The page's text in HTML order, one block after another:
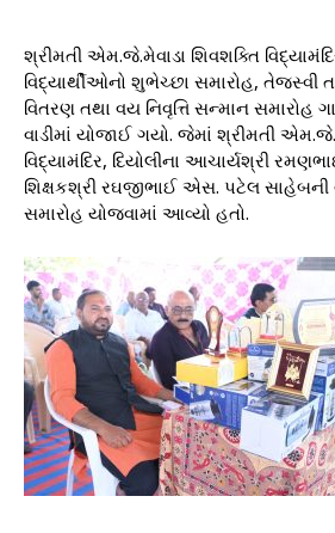
શ્રીમતી એમ.જે.મેવાડા શિવશક્તિ
વિદ્યાર્થીઓનો શુભેચ્છા સમારોહ, તેજસ્વી
વિતરણ તથા વય નિવૃત્તિ સન્માન સમારોહ
વાડીમાં યોજાઈ ગયો. જેમાં શ્રીમતી
વિદ્યામંદિર, દિયોલીના આચાર્યશ્રી
શિક્ષકશ્રી રઘજીભાઈ એસ. પટેલ સાહેબની
સમારોહ યોજવામાં આવ્યો હતો.